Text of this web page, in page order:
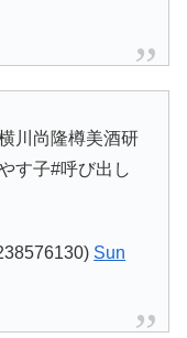
川尚隆樽美酒研
す子#呼び出し
Sun